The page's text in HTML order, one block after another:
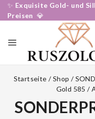
✨ Exquisite Gold- und
Preisen 💎
Startseite / Shop /
Gold 585 /